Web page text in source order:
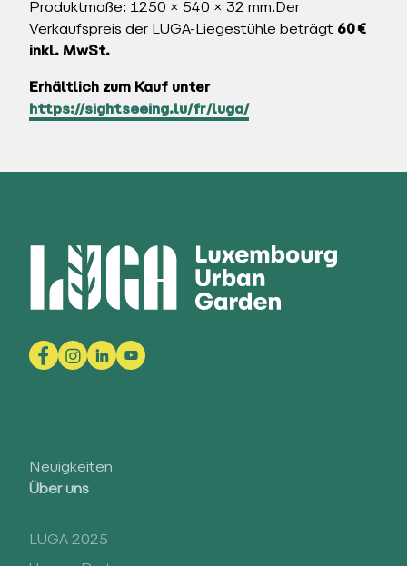
Produktmaße: 1250 × 540 × 32 mm.Der
Verkaufspreis der LUGA-Liegestühle beträgt 60 €
inkl. MwSt.
Erhältlich zum Kauf unter
https://sightseeing.lu/fr/luga/
Neuigkeiten
Über uns
LUGA 2025